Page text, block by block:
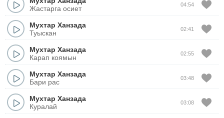
Жастарга осиет
04:54
Мухтар Ханзада
Туыскан
02:41
Мухтар Ханзада
Карап коямын
02:55
Мухтар Ханзада
Бари рас
03:48
Мухтар Ханзада
Куралай
03:08